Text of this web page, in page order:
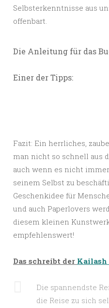
Selbsterkenntnisse aus
offenbart.
Die Anleitung für das
Einer der Tipps:
Fazit: Ein herrliches,
man nicht so schnell aus
auch wenn es nicht
seinem Selbst zu
Geschenkidee für
und auch Paperlovers
diesem kleinen
empfehlenswert!
Das schreibt der Kailash
Die spannendste
die Reise zu sich